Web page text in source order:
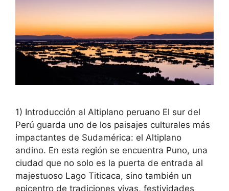
1) Introducción al Altiplano peruano El sur del
Perú guarda uno de los paisajes culturales más
impactantes de Sudamérica: el Altiplano
andino. En esta región se encuentra Puno, una
ciudad que no solo es la puerta de entrada al
majestuoso Lago Titicaca, sino también un
epicentro de tradiciones vivas, festividades